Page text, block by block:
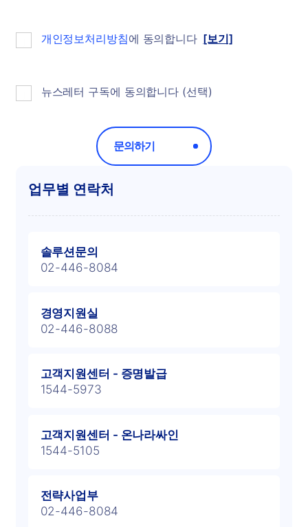
​업무별 연락처
솔루션문의
02-446-8084
경영지원실
02-446-8088
고객지원센터 - ​증명발급
1544-5973
고객지원센터 - 온나라싸인
1544-5105
전략사업부
02-446-8084
개인정보처리방침에 동의합니다 [보기]
뉴스레터 구독에 동의합니다 (선택)
문의하기